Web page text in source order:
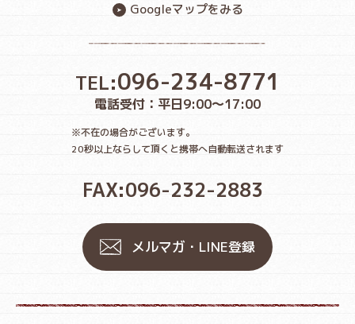
Googleマップをみる
TEL:096-234-8771
電話受付：平日9:00〜17:00
※不在の場合がございます。
20秒以上ならして頂くと携帯へ自動転送されます
FAX:096-232-2883
メルマガ・LINE登録